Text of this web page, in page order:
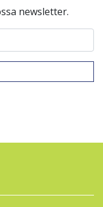
newsletter.